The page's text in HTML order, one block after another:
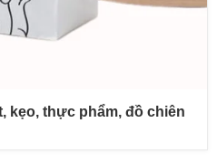
kẹo, thực phẩm, đồ chiên